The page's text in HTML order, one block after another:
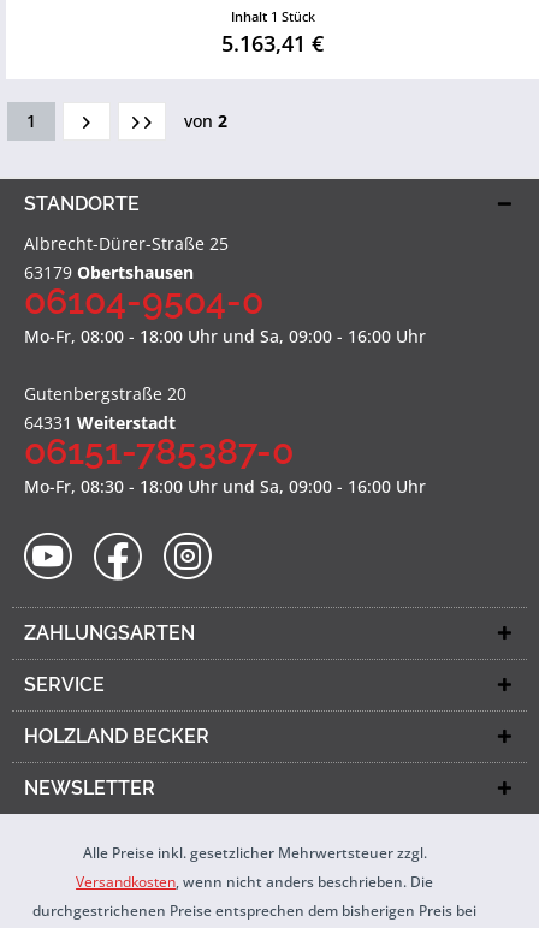
Inhalt 1 Stück
5.163,41 €
1 von 2
STANDORTE
Albrecht-Dürer-Straße 25
63179 Obertshausen
06104-9504-0
Mo-Fr, 08:00 - 18:00 Uhr und Sa, 09:00 - 16:00 Uhr
Gutenbergstraße 20
64331 Weiterstadt
06151-785387-0
Mo-Fr, 08:30 - 18:00 Uhr und Sa, 09:00 - 16:00 Uhr
ZAHLUNGSARTEN
SERVICE
HOLZLAND BECKER
NEWSLETTER
Alle Preise inkl. gesetzlicher Mehrwertsteuer zzgl.
Versandkosten, wenn nicht anders beschrieben. Die
durchgestrichenen Preise entsprechen dem bisherigen Preis bei